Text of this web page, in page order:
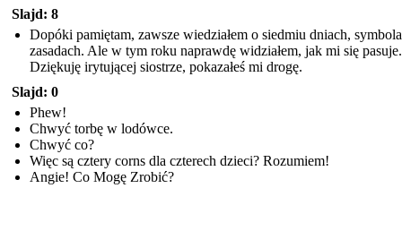
Slajd: 8
Dopóki pamiętam, zawsze wiedziałem o siedmiu dniach,
zasadach. Ale w tym roku naprawdę widziałem, jak mi się pasuje.
Dziękuję irytującej siostrze, pokazałeś mi drogę.
Slajd: 0
Phew!
Chwyć torbę w lodówce.
Chwyć co?
Więc są cztery corns dla czterech dzieci? Rozumiem!
Angie! Co Mogę Zrobić?